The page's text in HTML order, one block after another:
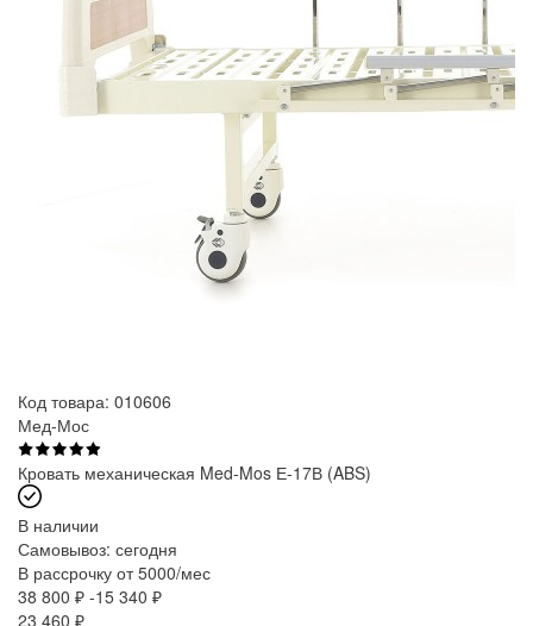
Код товара: 010606
Мед-Мос
Кровать механическая Med-Mos Е-17В (ABS)
В наличии
Самовывоз: сегодня
В рассрочку от 5000/мес
38 800 ₽ -15 340 ₽
23 460 ₽